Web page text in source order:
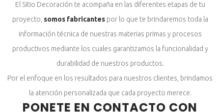
El Sitio Decoración te acompaña en las diferentes etapas de tu
proyecto, somos fabricantespor lo que te brindaremos toda la
información técnica de nuestras materias primas y procesos
productivos mediante los cuales garantizamos la funcionalidad y
durabilidad de nuestros productos.
Por el enfoque en los resultados para nuestros clientes, brindamos
la atención personalizada que cada proyecto merece.
PONETE EN CONTACTO CON